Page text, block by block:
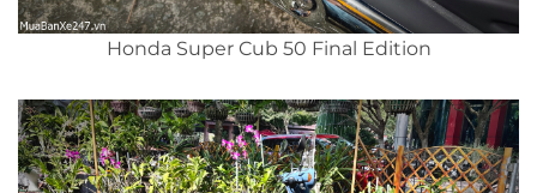
Honda Super Cub 50 Final Edition